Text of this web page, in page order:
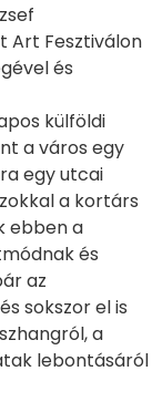
Art Fesztiválon
és
külföldi
a város egy
egy utcai
a kortárs
ebben a
és
az
sokszor el is
a
lebontásáról